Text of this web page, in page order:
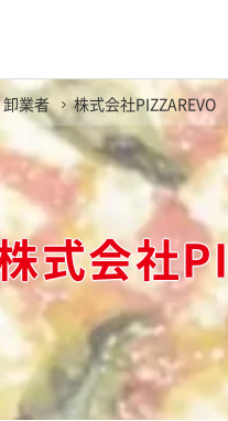
業者 株式会社PIZZAREVO
式会社